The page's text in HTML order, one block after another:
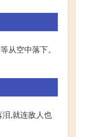
从空中落下。
,就连敌人也